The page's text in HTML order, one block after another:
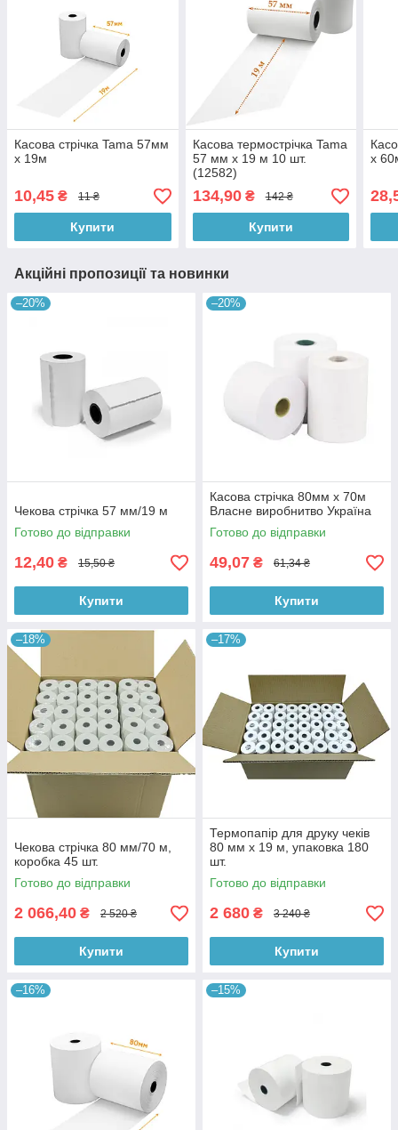
Касова стрічка Tama 57мм
x 19м
10,45 ₴ 11 ₴
Купити
Касова термострічка Tama
57 мм х 19 м 10 шт.
(12582)
134,90₴ 142 ₴
Купити
x
Акційні пропозиції та новинки
–20%
Чекова стрічка 57 мм/19 м
Готово до відправки
12,40 ₴ 15,50 ₴
Купити
–20%
Касова стрічка 80мм x 70м
Власне виробнитво Україна
Готово до відправки
49,07 ₴ 61,34 ₴
Купити
–18%
Чекова стрічка 80 мм/70 м,
коробка 45 шт.
Готово до відправки
2 066,40 ₴ 2 520 ₴
Купити
–17%
Термопапір для друку чеків
80 мм х 19 м, упаковка 180
шт.
Готово до відправки
2 680 ₴ 3 240 ₴
Купити
–16% –15%